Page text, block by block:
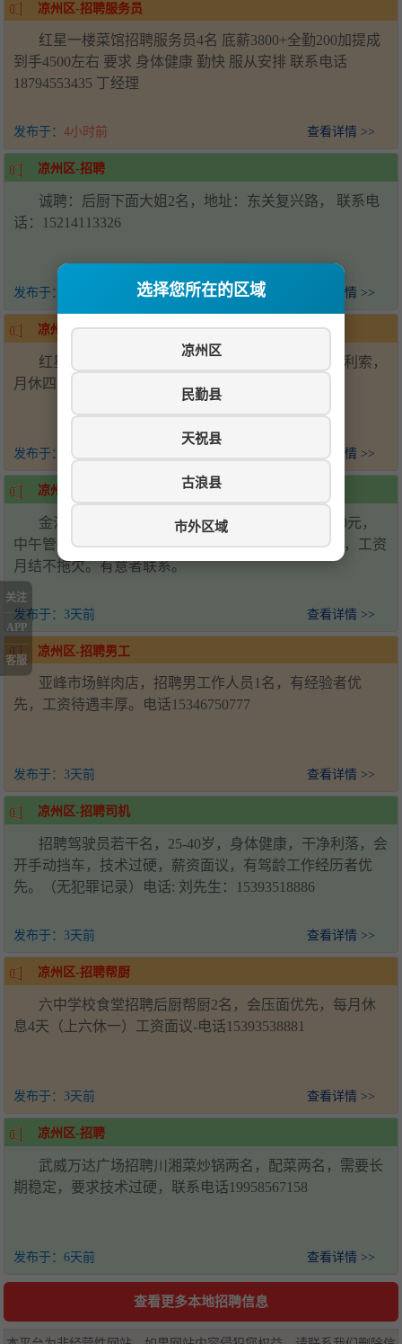
选择您所在的区域
凉州区
民勤县
天祝县
古浪县
市外区域
凉州区-招聘服务员
红星一楼菜馆招聘服务员4名 底薪3800+全勤200加提成
到手4500左右 要求 身体健康 勤快 服从安排 联系电话
18794553435 丁经理
发布于： 4小时前 查看详情 >>
凉州区-招聘
诚聘：后厨下面大姐2名，地址：东关复兴路， 联系电
话：15214113326
发布于： 查看详情 >>
凉州区-面馆招聘收银员
红星新天地面馆招聘收银员1名 服务员1名，干活利索，
月休四个半天，工资面议！ 电话☎17709357577
发布于： 2天前 查看详情 >>
凉州区-家具厂招女工5名
金沙镇航校路口家具厂招聘女工5名，月工资4000元，
中午管一顿饭，月休两天。距离近和有工作经验优先，工资
月结不拖欠。有意者联系。
发布于： 3天前 查看详情 >>
凉州区-招聘男工
亚峰市场鲜肉店，招聘男工作人员1名，有经验者优
先，工资待遇丰厚。电话15346750777
发布于： 3天前 查看详情 >>
凉州区-招聘司机
招聘驾驶员若干名，25-40岁，身体健康，干净利落，会
开手动挡车，技术过硬，薪资面议，有驾龄工作经历者优
先。（无犯罪记录）电话: 刘先生：15393518886
发布于： 3天前 查看详情 >>
凉州区-招聘帮厨
六中学校食堂招聘后厨帮厨2名，会压面优先，每月休
息4天（上六休一）工资面议-电话15393538881
发布于： 3天前 查看详情 >>
凉州区-招聘
武威万达广场招聘川湘菜炒锅两名，配菜两名，需要长
期稳定，要求技术过硬，联系电话19958567158
发布于： 6天前 查看详情 >>
查看更多本地招聘信息
关注
APP
客服